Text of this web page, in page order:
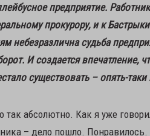
предприятие.
прокурору, и к
небезразлична судьба
И создается впечатление,
существовать – опять-
так абсолютно. Как я уже
– дело пошло.